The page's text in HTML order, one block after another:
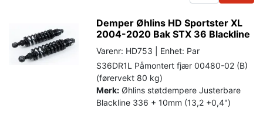
Demper Øhlins HD Sportster XL
2004-2020 Bak STX 36 Blackline
Varenr: HD753 | Enhet: Par
S36DR1L Påmontert fjær 00480-02 (B)
(førervekt 80 kg)
Merk: Øhlins støtdempere Justerbare
Blackline 336 + 10mm (13,2 +0,4")